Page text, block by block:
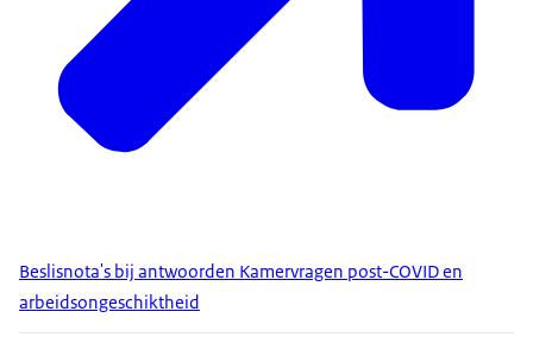
Beslisnota's bij antwoorden Kamervragen post-COVID en
arbeidsongeschiktheid